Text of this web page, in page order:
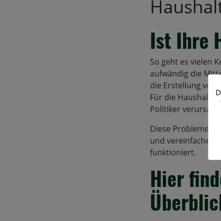
Ist Ihre
So geht es vielen
aufwändig die
die Erstellung
Für die
Politiker
Diese Probleme
und vereinfachen.
funktioniert.
Hier